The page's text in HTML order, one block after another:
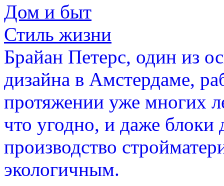
Дом и быт
Стиль жизни
Брайан Петерс, один из
дизайна в Амстердаме,
протяжении уже многих
что угодно, и даже блоки
производство
экологичным.